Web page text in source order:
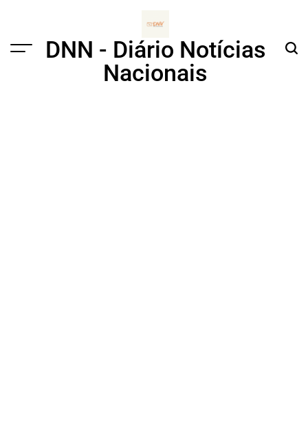
Menu
DNN - Diário Notícias
Nacionais